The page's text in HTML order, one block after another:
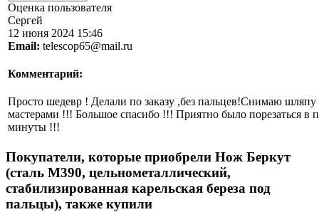
Оценка пользователя
Сергей
12 июня 2024 15:46
Email: telescop65@mail.ru
Комментарий:
Просто шедевр ! Делали по заказу ,без пальцев!Снимаю шляпу
мастерами !!! Большое спасибо !!! Приятно было порезаться в
минуты !!!
Покупатели, которые приобрели Нож Беркут
(сталь М390, цельнометаллический,
стабилизированная карельская береза под
пальцы), также купили